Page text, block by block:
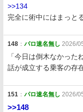
>>134
完全に術中にはまっと
148 ： パロ速名無し 2026/
「今日は倒木なかっ
話が成立する乗客の存
151 ： パロ速名無し 2026/
>>148